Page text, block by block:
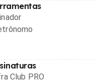
Club PRO